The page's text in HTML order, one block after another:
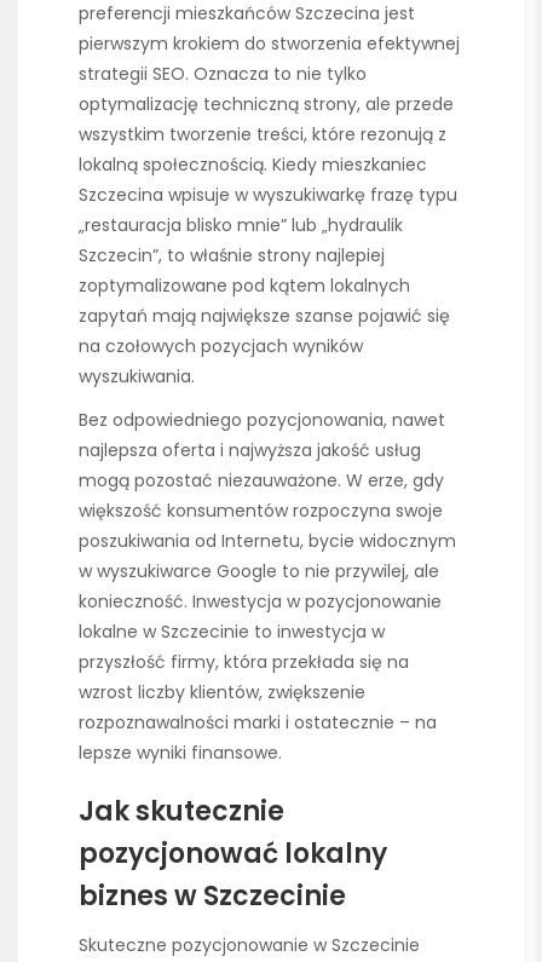
preferencji mieszkańców Szczecina jest
pierwszym krokiem do stworzenia efektywnej
strategii SEO. Oznacza to nie tylko
optymalizację techniczną strony, ale przede
wszystkim tworzenie treści, które rezonują z
lokalną społecznością. Kiedy mieszkaniec
Szczecina wpisuje w wyszukiwarkę frazę typu
„restauracja blisko mnie” lub „hydraulik
Szczecin”, to właśnie strony najlepiej
zoptymalizowane pod kątem lokalnych
zapytań mają największe szanse pojawić się
na czołowych pozycjach wyników
wyszukiwania.
Bez odpowiedniego pozycjonowania, nawet
najlepsza oferta i najwyższa jakość usług
mogą pozostać niezauważone. W erze, gdy
większość konsumentów rozpoczyna swoje
poszukiwania od Internetu, bycie widocznym
w wyszukiwarce Google to nie przywilej, ale
konieczność. Inwestycja w pozycjonowanie
lokalne w Szczecinie to inwestycja w
przyszłość firmy, która przekłada się na
wzrost liczby klientów, zwiększenie
rozpoznawalności marki i ostatecznie – na
lepsze wyniki finansowe.
Jak skutecznie
pozycjonować lokalny
biznes w Szczecinie
Skuteczne pozycjonowanie w Szczecinie